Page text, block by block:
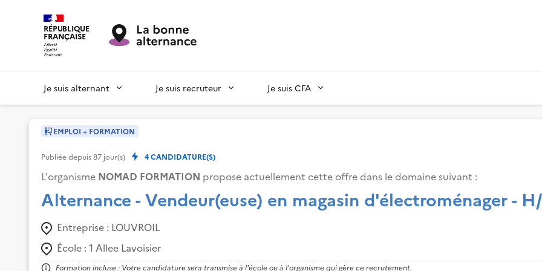
RÉPUBLIQUE
FRANÇAISE
Je suis alternant Je suis recruteur Je suis CFA
EMPLOI + FORMATION
Publiée depuis87 jour(s) 4CANDIDATURE(S)
L'organisme NOMAD FORMATION propose actuellement cette offre dans le domaine suivant :
Alternance - Vendeur(euse) en magasin d'électroménager -
Entreprise : LOUVROIL
École : 1 Allee Lavoisier
Formation incluse : Votre candidature sera transmise à l'école ou à l'organisme qui gère ce recrutement.